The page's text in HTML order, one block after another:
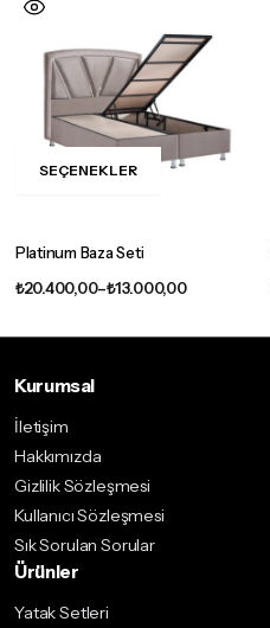
Seçenekler
sayfasından
seçilebilir
₺18.700,00
SEÇENEKLER
birden
varyasyonu
var.
ürün
sayfasından
seçilebilir
Platinum Baza Seti
₺13.000,00
–
₺20.400,00
Fiyat
₺13.000,00
Kurumsal
İletişim
Hakkımızda
Gizlilik Sözleşmesi
Kullanıcı Sözleşmesi
Sık Sorulan Sorular
Ürünler
Yatak Setleri